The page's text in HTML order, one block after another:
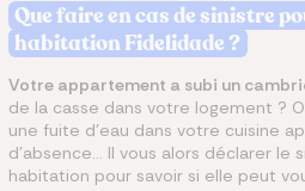
Que faire en cas de sinistre
habitation Fidelidade ?
Votre appartement a subi un
de la casse dans votre logement ?
une fuite d’eau dans votre cuisine
d'absence... Il vous alors déclarer le
habitation pour savoir si elle peut